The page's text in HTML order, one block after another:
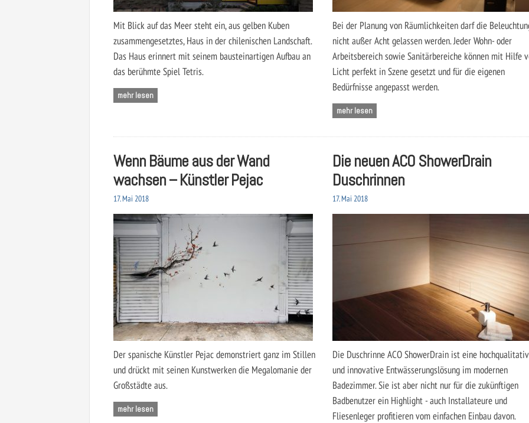
Mit Blick auf das Meer steht ein, aus gelben Kuben
zusammengesetztes, Haus in der chilenischen Landschaft.
Das Haus erinnert mit seinem bausteinartigen Aufbau an
das berühmte Spiel Tetris.
mehr lesen
Bei der Planung von Räumlichkeiten darf die
nicht außer Acht gelassen werden. Jeder Wohn- oder
Arbeitsbereich sowie Sanitärbereiche können mit Hilfe
Licht perfekt in Szene gesetzt und für die eigenen
Bedürfnisse angepasst werden.
mehr lesen
Wenn Bäume aus der Wand
wachsen – Künstler Pejac
17. Mai 2018
Der spanische Künstler Pejac demonstriert ganz im Stillen
und drückt mit seinen Kunstwerken die Megalomanie der
Großstädte aus.
mehr lesen
Die neuen ACO ShowerDrain
Duschrinnen
17. Mai 2018
Die Duschrinne ACO ShowerDrain ist eine
und innovative Entwässerungslösung im modernen
Badezimmer. Sie ist aber nicht nur für die zukünftigen
Badbenutzer ein Highlight - auch Installateure und
Fliesenleger profitieren vom einfachen Einbau davon.